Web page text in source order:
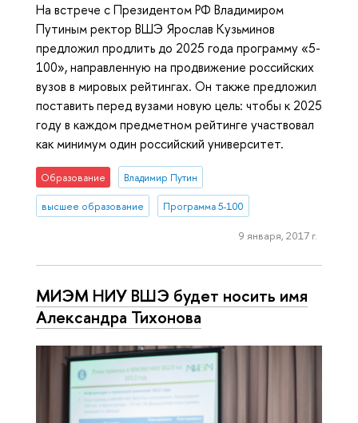
На встрече с Президентом РФ Владимиром
Путиным ректор ВШЭ Ярослав Кузьминов
предложил продлить до 2025 года программу «5-
100», направленную на продвижение российских
вузов в мировых рейтингах. Он также предложил
поставить перед вузами новую цель: чтобы к 2025
году в каждом предметном рейтинге участвовал
как минимум один российский университет.
Образование Владимир Путин
высшее образование Программа 5-100
9 января, 2017 г.
МИЭМ НИУ ВШЭ будет носить имя
Александра Тихонова